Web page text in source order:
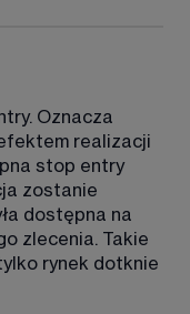
Oznacza
realizacji
stop entry
zostanie
dostępna na
zlecenia. Takie
rynek dotknie